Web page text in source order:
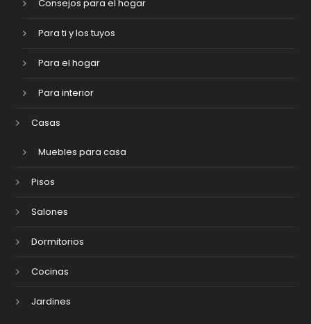
Consejos para el hogar
Para ti y los tuyos
Para el hogar
Para interior
Casas
Muebles para casa
Pisos
Salones
Dormitorios
Cocinas
Jardines